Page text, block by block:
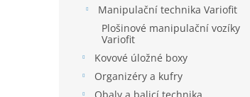
Manipulační technika Variofit
Plošinové manipulační vozíky
Variofit
Kovové úložné boxy
Organizéry a kufry